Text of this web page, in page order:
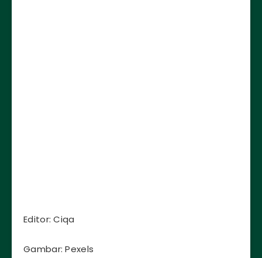
Editor: Ciqa
Gambar: Pexels